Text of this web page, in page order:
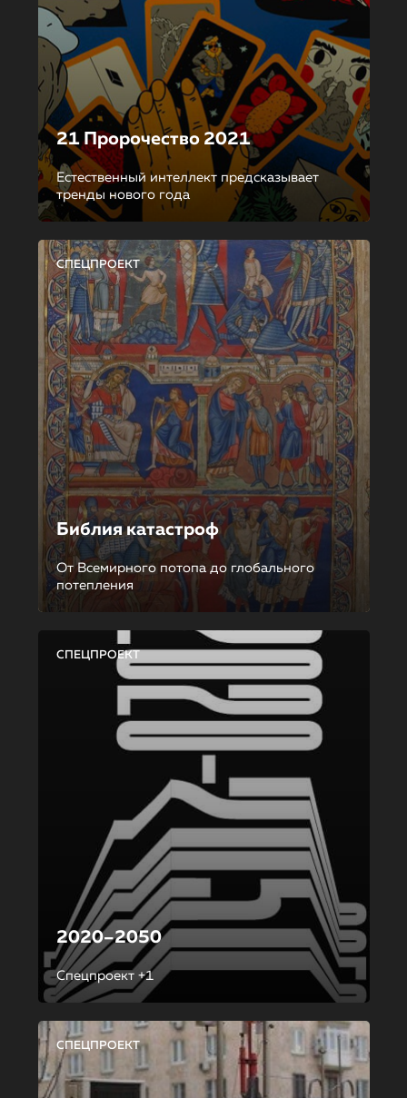
21 Пророчество 2021
Естественный интеллект предсказывает
тренды нового года
СПЕЦПРОЕКТ
Библия катастроф
От Всемирного потопа до глобального
потепления
СПЕЦПРОЕКТ
2020–2050
Спецпроект +1
СПЕЦПРОЕКТ